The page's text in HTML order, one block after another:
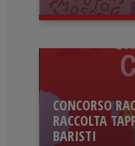
CONCORSO
RACCOLTA
BARISTI